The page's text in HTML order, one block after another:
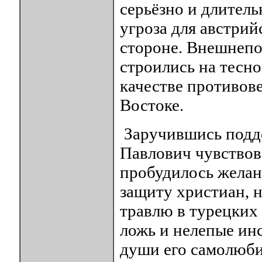
серьёзно и
угроза для
стороне.
строились на
качестве
Востоке.
Заручившись
Павлович
пробудилось
защиту христиан,
травлю в турецких
ложь и нелепые
души его